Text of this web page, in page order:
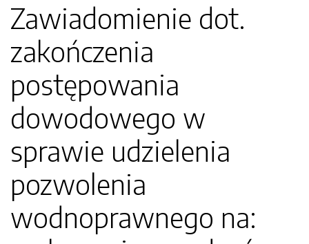
Zawiadomienie dot.
zakończenia
postępowania
dowodowego w
sprawie udzielenia
pozwolenia
wodnoprawnego na: